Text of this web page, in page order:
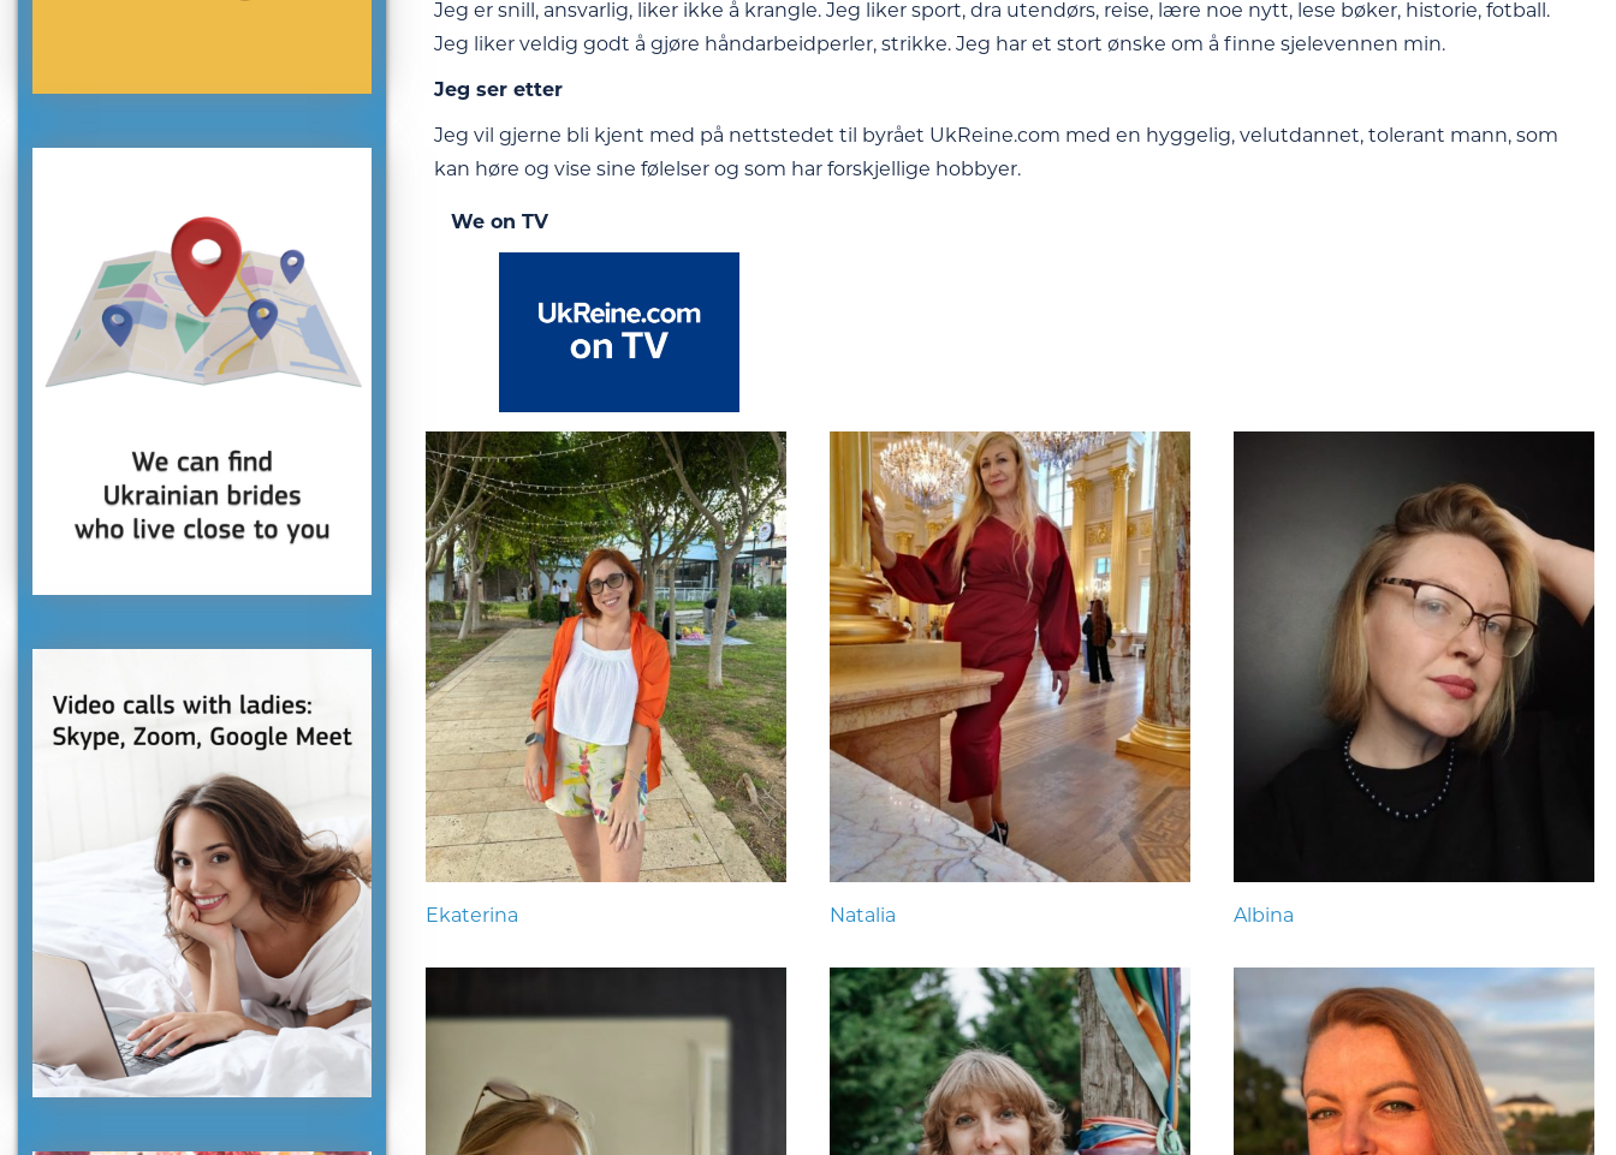
Jeg er snill, ansvarlig, liker ikke å krangle. Jeg liker sport, dra utendørs, reise, lære noe nytt, lese bøker, historie, fotball.
Jeg liker veldig godt å gjøre håndarbeidperler, strikke. Jeg har et stort ønske om å finne sjelevennen min.
Jeg ser etter
Jeg vil gjerne bli kjent med på nettstedet til byrået UkReine.com med en hyggelig, velutdannet, tolerant mann, som
kan høre og vise sine følelser og som har forskjellige hobbyer.
We on TV
Ekaterina Natalia Albina